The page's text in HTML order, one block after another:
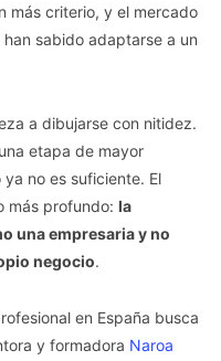
más criterio, y el mercado
sabido adaptarse a un
a dibujarse con nitidez.
etapa de mayor
no es suficiente. El
más profundo: la
una empresaria y no
negocio.
en España busca
y formadora Naroa